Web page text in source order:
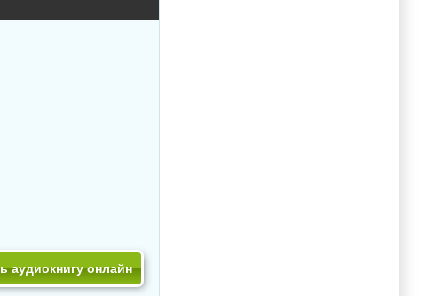
аудиокнигу онлайн